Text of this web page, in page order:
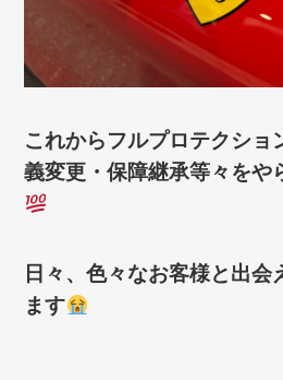
これからフルプロテクショ
義変更・保障継承等々をや
日々、色々なお客様と出会
ます